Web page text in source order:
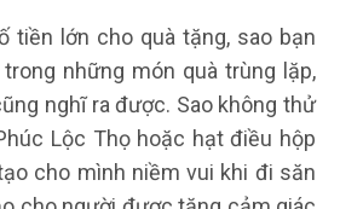
tiền lớn cho quà tặng, sao bạn
những món quà trùng lặp,
nghĩ ra được. Sao không thử
Lộc Thọ hoặc hạt điều hộp
cho mình niềm vui khi đi săn